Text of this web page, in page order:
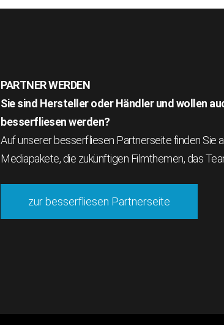
PARTNER WERDEN
Sie sind Hersteller oder Händler und wollen
besserfliesen werden?
Auf unserer besserfliesen Partnerseite finden Sie
Mediapakete, die zukünftigen Filmthemen, das
zur besserfliesen Partnerseite